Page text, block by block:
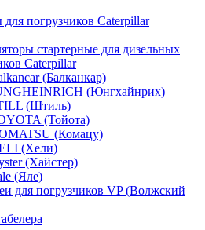
погрузчиков Caterpillar
стартерные для дизельных
Caterpillar
(Балканкар)
(Юнгхайнрих)
(Штиль)
(Тойота)
(Комацу)
(Хели)
(Хайстер)
(Яле)
для погрузчиков VP (Волжский